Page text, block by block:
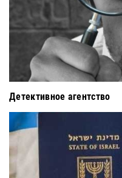
Детективное агентство